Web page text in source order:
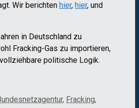
Wir berichten hier, hier, und
in Deutschland zu
Fracking-Gas zu importieren,
politische Logik.
, Fracking,